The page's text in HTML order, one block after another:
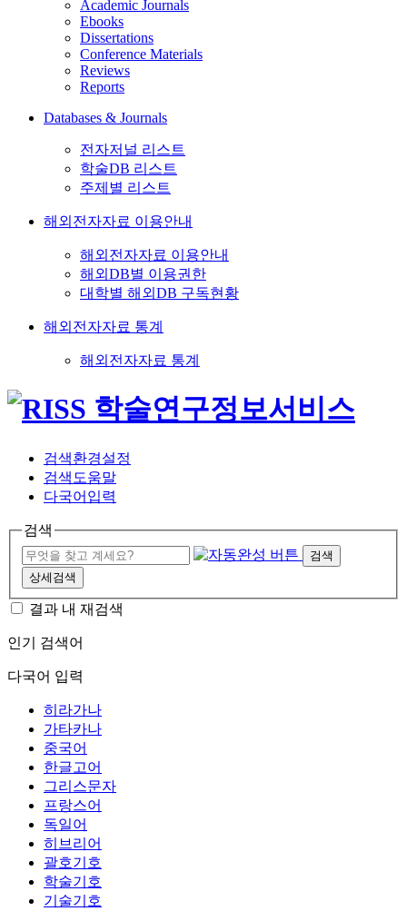
Academic Journals
Ebooks
Dissertations
Conference Materials
Reviews
Reports
Databases & Journals
전자저널 리스트
학술DB 리스트
주제별 리스트
해외전자자료 이용안내
해외전자자료 이용안내
해외DB별 이용권한
대학별 해외DB 구독현황
해외전자자료 통계
해외전자자료 통계
검색환경설정
검색도움말
다국어입력
검색
검색
상세검색
결과 내 재검색
인기 검색어
다국어 입력
히라가나
가타카나
중국어
한글고어
그리스문자
프랑스어
독일어
히브리어
괄호기호
학술기호
기술기호